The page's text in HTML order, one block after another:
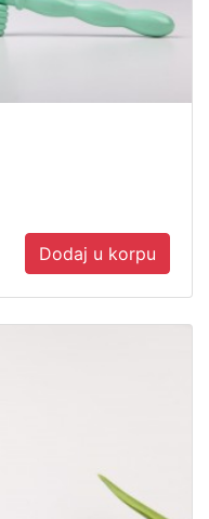
Dodaj u korpu